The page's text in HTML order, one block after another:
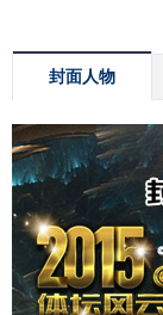
封面人物